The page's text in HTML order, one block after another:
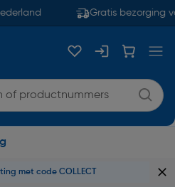
Gratis bezorging
met code COLLECT